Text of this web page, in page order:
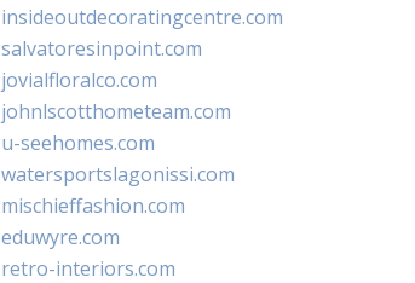
insideoutdecoratingcentre.com
salvatoresinpoint.com
jovialfloralco.com
johnlscotthometeam.com
u-seehomes.com
watersportslagonissi.com
mischieffashion.com
eduwyre.com
retro-interiors.com